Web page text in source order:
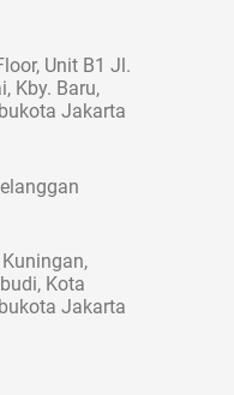
Unit B1 Jl.
Kby. Baru,
Jakarta
Kota
Jakarta